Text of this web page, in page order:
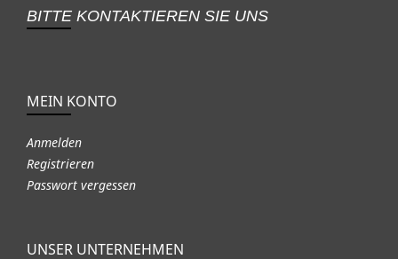
BITTE KONTAKTIEREN SIE UNS
MEIN KONTO
Anmelden
Registrieren
Passwort vergessen
UNSER UNTERNEHMEN